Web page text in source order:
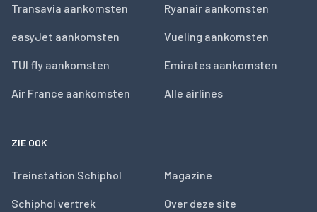
Transavia aankomsten
easyJet aankomsten
TUI fly aankomsten
Air France aankomsten
Ryanair aankomsten
Vueling aankomsten
Emirates aankomsten
Alle airlines
ZIE OOK
Treinstation Schiphol
Schiphol vertrek
Magazine
Over deze site